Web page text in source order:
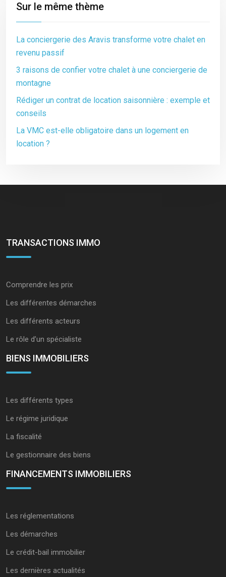
Sur le même thème
La conciergerie des Aravis transforme votre chalet en
revenu passif
3 raisons de confier votre chalet à une conciergerie de
montagne
Rédiger un contrat de location saisonnière : exemple et
conseils
La VMC est-elle obligatoire dans un logement en
location ?
TRANSACTIONS IMMO
Comprendre les prix
Les différentes démarches
Les différents acteurs
Le rôle d’un spécialiste
BIENS IMMOBILIERS
Les différents types
Le régime juridique
La fiscalité
Le gestionnaire des biens
FINANCEMENTS IMMOBILIERS
Les réglementations
Les démarches
Le crédit-bail immobilier
Les dernières actualités